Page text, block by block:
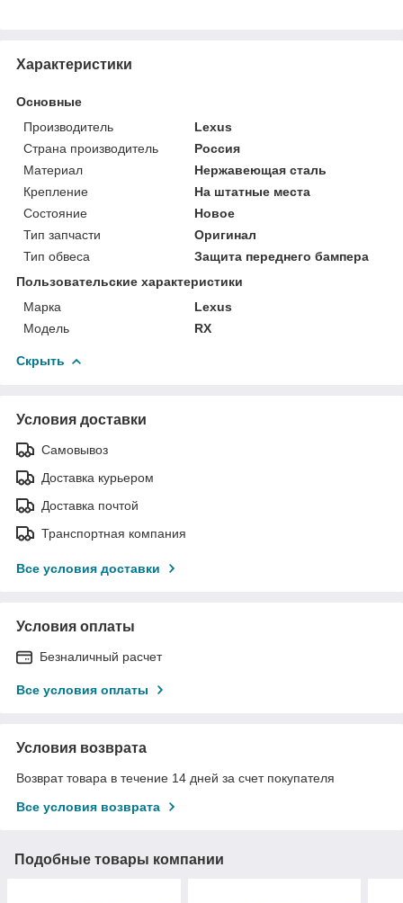
Характеристики
Основные
Производитель
Lexus
Страна производитель
Россия
Материал
Нержавеющая сталь
Крепление
На штатные места
Состояние
Новое
Тип запчасти
Оригинал
Тип обвеса
Защита переднего бампера
Пользовательские характеристики
Марка
Lexus
Модель
RX
Скрыть
Условия доставки
Самовывоз
Доставка курьером
Доставка почтой
Транспортная компания
Все условия доставки
Условия оплаты
Безналичный расчет
Все условия оплаты
Условия возврата
Возврат товара в течение 14 дней за счет покупателя
Все условия возврата
Подобные товары компании